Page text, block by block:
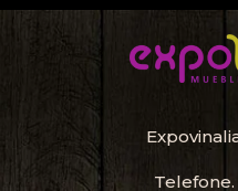
Telefone.